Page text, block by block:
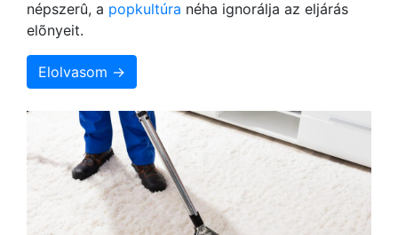
népszerû, a popkultúra néha ignorálja az eljárás
elõnyeit.
Elolvasom →